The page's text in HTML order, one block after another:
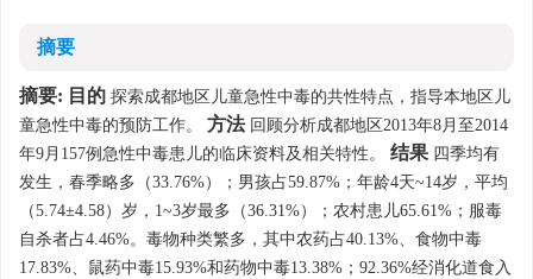
摘要
摘要: 目的 探索成都地区儿童急性中毒的共性特点，指导本地区儿
童急性中毒的预防工作。 方法回顾分析成都地区2013年8月至2014
年9月157例急性中毒患儿的临床资料及相关特性。 结果 四季均有
发生，春季略多（33.76%）；男孩占59.87%；年龄4天~14岁，平均
（5.74±4.58）岁，1~3岁最多（36.31%）；农村患儿65.61%；服毒
自杀者占4.46%。毒物种类繁多，其中农药占40.13%、食物中毒
17.83%、鼠药中毒15.93%和药物中毒13.38%；92.36%经消化道食入